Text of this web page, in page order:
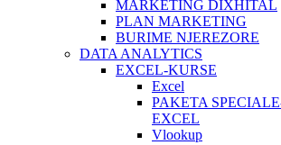
MARKETING DIXHITAL
PLAN MARKETING
BURIME NJEREZORE
DATA ANALYTICS
EXCEL-KURSE
Excel
PAKETA
EXCEL
Vlookup